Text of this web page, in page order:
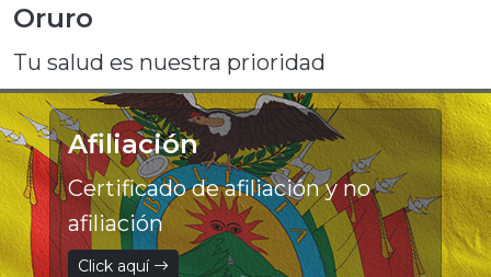
Oruro
Tu salud es nuestra prioridad
Afiliación
Certificado de afiliación y no
afiliación
Click aquí